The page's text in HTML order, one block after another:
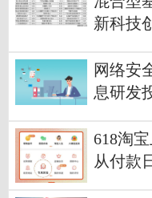
新科技
网络安
息研发
618淘
从付款